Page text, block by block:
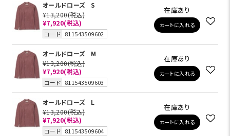
オールドローズ
S
¥13,200(税込)
¥7,920(税込)
コード 811543509602
在庫あり
カートに入れる
オールドローズ
M
¥13,200(税込)
¥7,920(税込)
コード 811543509603
在庫あり
カートに入れる
オールドローズ
L
¥13,200(税込)
¥7,920(税込)
コード 811543509604
在庫あり
カートに入れる